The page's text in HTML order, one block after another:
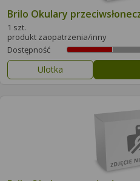
Brilo Okulary
1 szt.
produkt zaopatrzenia/inny
Dostępność
Ulotka